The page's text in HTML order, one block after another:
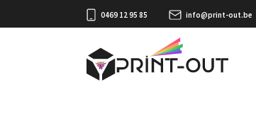
0469 12 95 85 info@print-out.be